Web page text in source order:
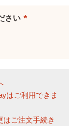
さい
はご利用できま
ご注文手続き